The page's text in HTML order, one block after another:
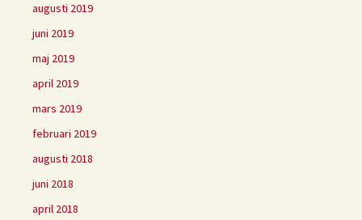
augusti 2019
juni 2019
maj 2019
april 2019
mars 2019
februari 2019
augusti 2018
juni 2018
april 2018